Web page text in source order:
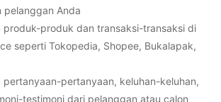
pelanggan Anda
produk-produk dan transaksi-transaksi di
seperti Tokopedia, Shopee, Bukalapak,
pertanyaan-pertanyaan, keluhan-keluhan,
testimoni dari pelanggan atau calon